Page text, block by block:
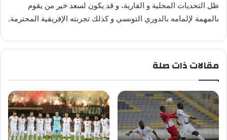
ظل التحديات المحلية و القارية، و قد يكون لسعد خير من يقوم
بالمهمة لإلمامه بالدوري التونسي و كذلك تجربته الإفريقية المحترمة.
مقالات ذات صلة